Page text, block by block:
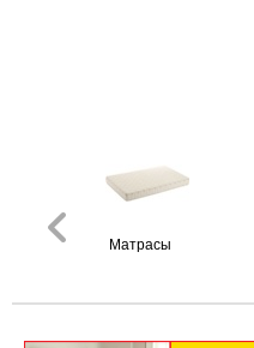
Матрасы